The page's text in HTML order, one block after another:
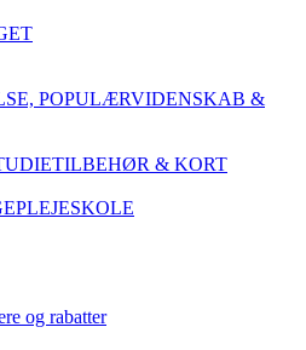
POPULÆRVIDENSKAB &
& KORT
og rabatter